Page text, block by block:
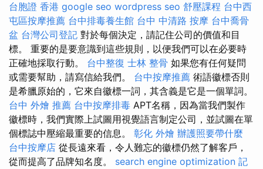
台胞證 香港 google seo wordpress seo 舒壓課程 台中西
屯區按摩推薦 台中排毒養生館 台中 中清路 按摩 台中喬骨
盆 台灣公司登記 對於每個決定，請記住公司的價值和目
標。 重要的是要意識到這些規則，以便我們可以在必要時
正確地採取行動。 台中整復 士林 整骨 如果您有任何疑問
或需要幫助，請寫信給我們。 台中按摩推薦 術語徽標否則
是希臘原始的，它來自徽標一詞，其含義是它是一個單詞。
台中 外燴 推薦 台中按摩排毒 APT名稱，因為當我們製作
徽標時，我們實際上試圖用視覺語言制定公司，並試圖在單
個標誌中壓縮最重要的信息。 彰化 外燴 辦護照要帶什麼
台中按摩店 從長遠來看，令人難忘的徽標仍然了解客戶，
從而提高了品牌知名度。 search engine optimization 記